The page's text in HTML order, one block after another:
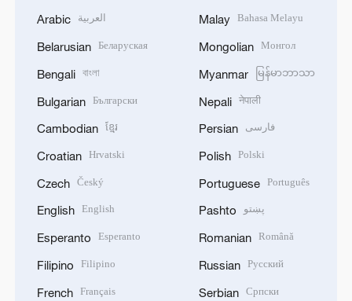
Arabic العربية
Belarusian Беларуская
Bengali বাংলা
Bulgarian Български
Cambodian ខ្មែរ
Croatian Hrvatski
Czech Český
English English
Esperanto Esperanto
Filipino Filipino
French Français
Malay Bahasa Melayu
Mongolian Монгол
Myanmar မြန်မာဘာသာ
Nepali नेपाली
Persian فارسی
Polish Polski
Portuguese Português
Pashto پښتو
Romanian Română
Russian Русский
Serbian Српски